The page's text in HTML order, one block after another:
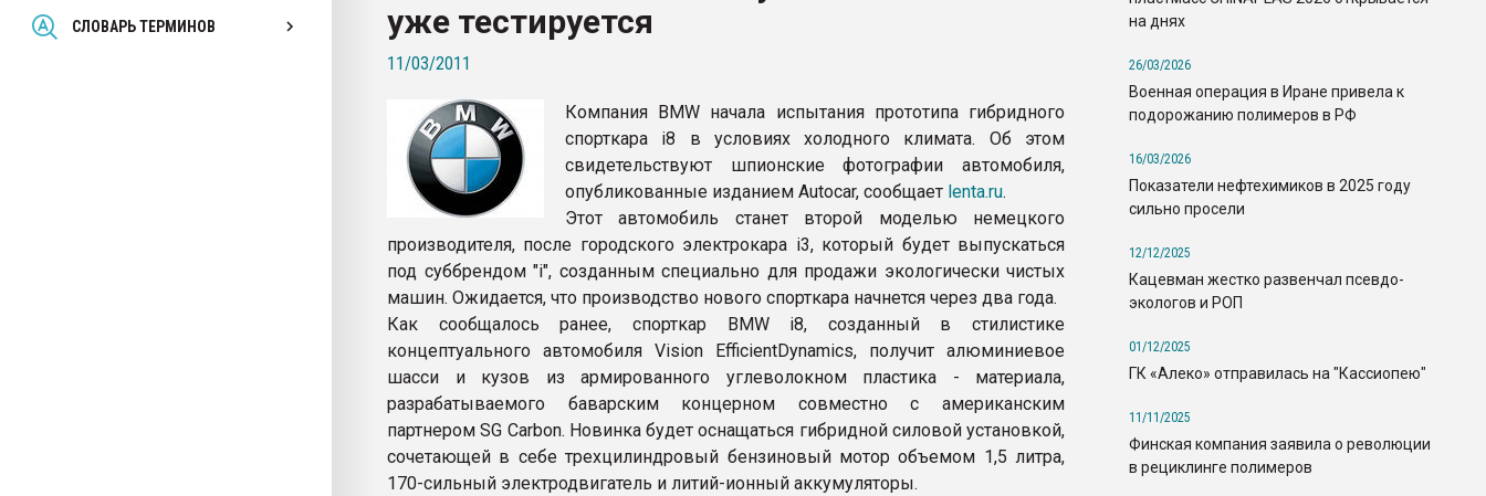
СЛОВАРЬ ТЕРМИНОВ
Всё, что касается выдува ПЭТ
бутылок
ПЕРЕЙТИ НА ФОРУМ
уже тестируется
11/03/2011
Компания BMW начала испытания прототипа гибридного
спорткара i8 в условиях холодного климата. Об этом
свидетельствуют шпионские фотографии автомобиля,
опубликованные изданием Autocar, сообщает lenta.ru.
Этот автомобиль станет второй моделью немецкого
производителя, после городского электрокара i3, который будет выпускаться
под суббрендом "i", созданным специально для продажи экологически чистых
машин. Ожидается, что производство нового спорткара начнется через два года.
Как сообщалось ранее, спорткар BMW i8, созданный в стилистике
концептуального автомобиля Vision EfficientDynamics, получит алюминиевое
шасси и кузов из армированного углеволокном пластика - материала,
разрабатываемого баварским концерном совместно с американским
партнером SG Carbon. Новинка будет оснащаться гибридной силовой установкой,
сочетающей в себе трехцилиндровый бензиновый мотор объемом 1,5 литра,
170-сильный электродвигатель и литий-ионный аккумуляторы.
на днях
26/03/2026
Военная операция в Иране привела к
подорожанию полимеров в РФ
16/03/2026
Показатели нефтехимиков в 2025 году
сильно просели
12/12/2025
Кацевман жестко развенчал псевдо-
экологов и РОП
01/12/2025
ГК «Алеко» отправилась на "Кассиопею"
11/11/2025
Финская компания заявила о революции
в рециклинге полимеров